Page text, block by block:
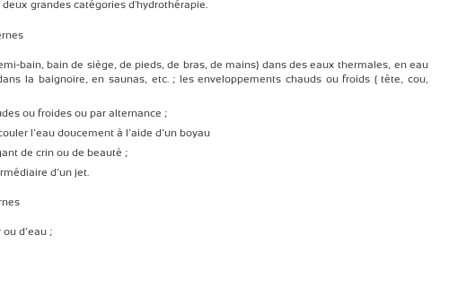
deux grandes catégories d'hydrothérapie.
bain, bain de siège, de pieds, de bras, de mains) dans des eaux thermales, en eau
la baignoire, en saunas, etc. ; les enveloppements chauds ou froids ( tête, cou,
ou froides ou par alternance ;
l’eau doucement à l’aide d’un boyau
de crin ou de beauté ;
d’un jet.
d’eau ;